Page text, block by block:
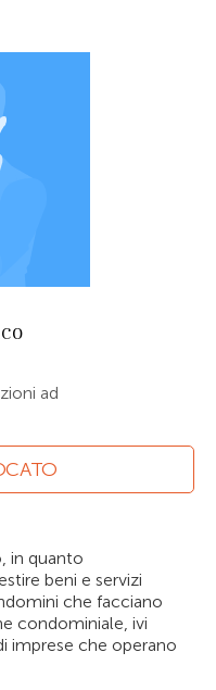
ad
in quanto
beni e servizi
che facciano
condominiale, ivi
imprese che operano